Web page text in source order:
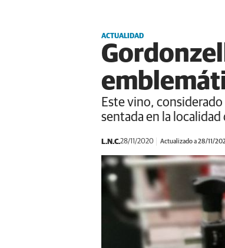
ACTUALIDAD
Este vino,
sentada en la
L.N.C.28/11/2020 Actualizado a 28/11/